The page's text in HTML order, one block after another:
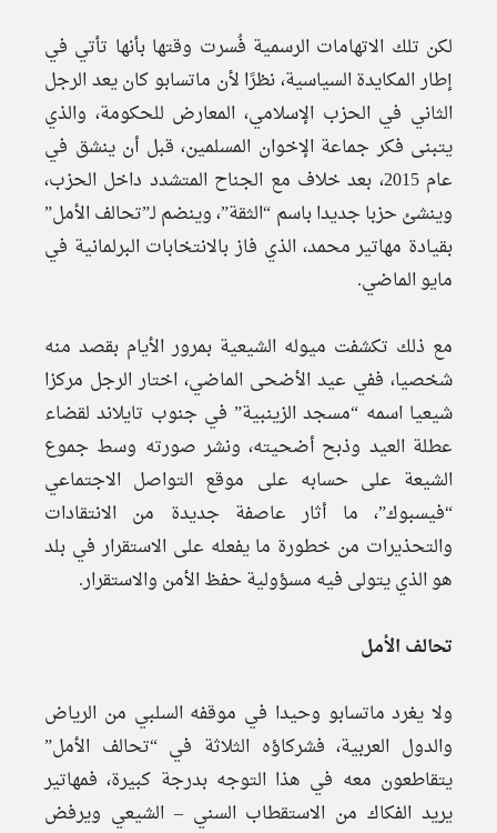
لكن تلك الاتهامات الرسمية فُسرت وقتها بأنها تأتي في
إطار المكايدة السياسية، نظرًا لأن ماتسابو كان يعد الرجل
الثاني في الحزب الإسلامي، المعارض للحكومة، والذي
يتبنى فكر جماعة الإخوان المسلمين، قبل أن ينشق في
عام 2015، بعد خلاف مع الجناح المتشدد داخل الحزب،
وينشئ حزبا جديدا باسم “الثقة”، وينضم لـ”تحالف الأمل”
بقيادة مهاتير محمد، الذي فاز بالانتخابات البرلمانية في
مايو الماضي.
مع ذلك تكشفت ميوله الشيعية بمرور الأيام بقصد منه
شخصيا، ففي عيد الأضحى الماضي، اختار الرجل مركزا
شيعيا اسمه “مسجد الزينبية” في جنوب تايلاند لقضاء
عطلة العيد وذبح أضحيته، ونشر صورته وسط جموع
الشيعة على حسابه على موقع التواصل الاجتماعي
“فيسبوك”، ما أثار عاصفة جديدة من الانتقادات
والتحذيرات من خطورة ما يفعله على الاستقرار في بلد
هو الذي يتولى فيه مسؤولية حفظ الأمن والاستقرار.
تحالف الأمل
ولا يغرد ماتسابو وحيدا في موقفه السلبي من الرياض
والدول العربية، فشركاؤه الثلاثة في “تحالف الأمل”
يتقاطعون معه في هذا التوجه بدرجة كبيرة، فمهاتير
يريد الفكاك من الاستقطاب السني – الشيعي ويرفض